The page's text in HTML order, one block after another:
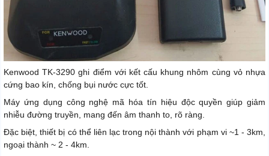
Kenwood TK-3290 ghi điểm với kết cấu khung nhôm cùng vỏ nhựa
cứng bao kín, chống bụi nước cực tốt.
Máy ứng dụng công nghệ mã hóa tín hiệu độc quyền giúp giảm
nhiễu đường truyền, mang đến âm thanh to, rõ ràng.
Đặc biệt, thiết bị có thể liên lạc trong nội thành với phạm vi ~1 - 3km,
ngoại thành ~ 2 - 4km.